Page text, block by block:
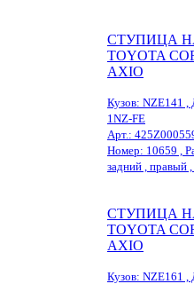
СТУПИЦА
TOYOTA
AXIO
Кузов: NZE141 ,
1NZ-FE
Арт.:
Номер: 10659 ,
задний , правый ,
СТУПИЦА
TOYOTA
AXIO
Кузов: NZE161 ,